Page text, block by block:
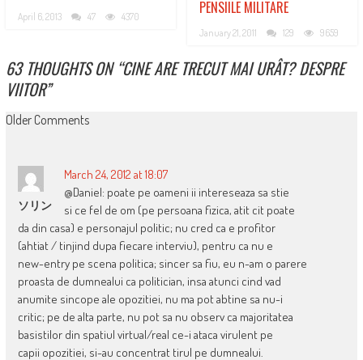
April 6, 2013 47 4370
PENSIILE MILITARE
January 21, 2011 129 9659
63 THOUGHTS ON “CINE ARE TRECUT MAI URÂT? DESPRE
VIITOR”
COMMENT
Older Comments
ソリン
March 24, 2012 at 18:07
@Daniel: poate pe oameni ii intereseaza sa stie
si ce fel de om (pe persoana fizica, atit cit poate
da din casa) e personajul politic; nu cred ca e profitor
(ahtiat / tinjind dupa fiecare interviu), pentru ca nu e
new-entry pe scena politica; sincer sa fiu, eu n-am o parere
proasta de dumnealui ca politician, insa atunci cind vad
anumite sincope ale opozitiei, nu ma pot abtine sa nu-i
critic; pe de alta parte, nu pot sa nu observ ca majoritatea
basistilor din spatiul virtual/real ce-i ataca virulent pe
capii opozitiei, si-au concentrat tirul pe dumnealui.